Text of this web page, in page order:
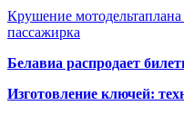
Крушение
пассажирка
Белавиа распродает
Изготовление ключей: